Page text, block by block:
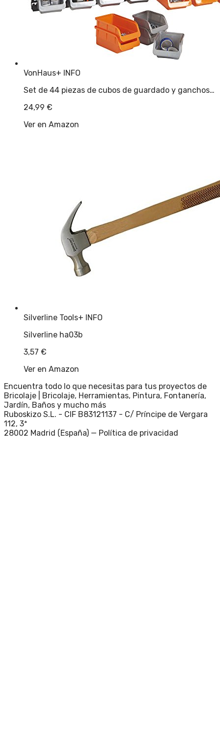
VonHaus+ INFO
Set de 44 piezas de cubos de guardado y ganchos…
24,99 €
Ver en Amazon
Silverline Tools+ INFO
Silverline ha03b
3,57 €
Ver en Amazon
Encuentra todo lo que necesitas para tus proyectos de
Bricolaje | Bricolaje, Herramientas, Pintura, Fontanería,
Jardín, Baños y mucho más
Ruboskizo S.L. - CIF B83121137 - C/ Príncipe de Vergara
112, 3ª
28002 Madrid (España) — Política de privacidad